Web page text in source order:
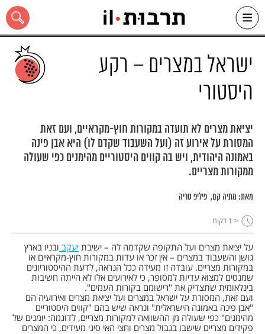
Skip
content
כל האתר
ישראל במצרים – רקע
היסטורי
יציאת מצרים לא תועדה במקורות חוץ-מקראיים, ועם זאת
המסורת על אירוע זה (ועל השעבוד שקדם לו) היא אבן פינה
באמונה היהודית, ויש בה קווים היסטוריים מהימנים כפי שעולה
ממקורות מצריים.
מאת: מתיה קם פיליפ טריה
< 1 דקות
על יציאת מצרים ועל התקופה שקדמה לה – ישיבת יעקב ובניו בארץ
גושן והשעבוד במצרים – אין זכר או עדות במקורות חוץ-מקראיים או
במקורות מצריים. עובדה זו מעידה ככל הנראה, לדעת ההיסטוריונים
שמנסים למצוא עדיות למסופר, כי לאירועים אלו לא הייתה חשיבות
בינלאומית שתצדיק את "רישומם בקורות העמים".
ועם זאת, המסורת על ישראל במצרים ועל יציאת מצרים ואירועיה הם
"אבן פינה באמונה הישראלית" ונראה שיש בהם "קווים היסטוריים
מהימנים" כפי שעולה מן ההשוואה למקורות מצריים, לדוגמה: יומנים של
פקידים מצריים שישבו בגבול מצרים וחצי האי סיני מעידים, כי המצרים